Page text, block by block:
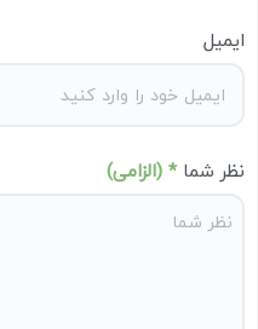
ایمیل
نظر شما * (الزامی)